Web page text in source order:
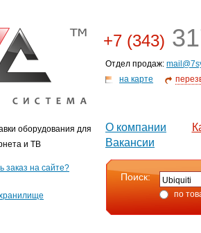
оборудования для
и ТВ
+7 (343)
Отдел продаж:
на карте
О компании
Вакансии
заказ на сайте?
Поиск:
по